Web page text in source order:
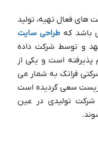
های فعال تهيه، توليد
باشد که طراحی سایت
و توسط شرکت داده
در سال 1393 انجام پذیرفته است و یکی از
فراتک به شمار می
سعی گردیده است
شرکت تولیدی در عین